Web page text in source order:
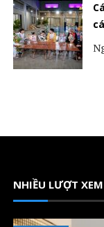
NHIỀU LƯỢT XEM